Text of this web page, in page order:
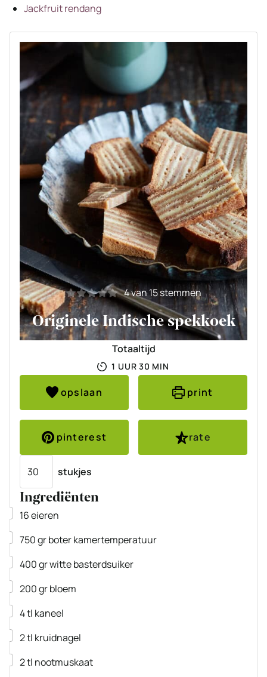
Jackfruit rendang
4van15stemmen
Originele Indische spekkoek
Totaaltijd
1 UUR
UUR 30 MINUTEN
MIN
opslaan print
pinterest
rate
stukjes
Ingrediënten
▢
16eieren
▢
750grboterkamertemperatuur
▢
400grwitte basterdsuiker
▢
200grbloem
▢
4tl kaneel
▢
2tl kruidnagel
▢
2tl nootmuskaat